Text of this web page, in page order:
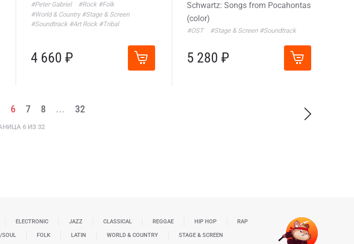
#Peter Gabriel #Rock #Folk
#World & Country #Stage & Screen
#Soundtrack #Art Rock #Tribal
4 660 ₽
Schwartz: Songs from Pocahontas
(color)
#OST #Stage & Screen #Soundtrack
5 280 ₽
6 7 8 ... 32
6 ИЗ 32
ELECTRONIC JAZZ CLASSICAL REGGAE HIP HOP RAP
SOUL FOLK LATIN WORLD & COUNTRY STAGE & SCREEN